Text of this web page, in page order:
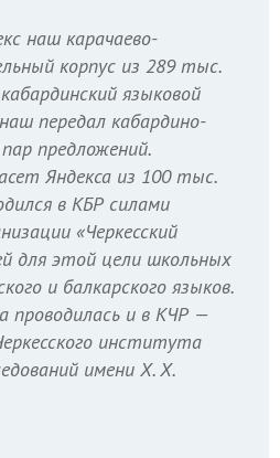
наш карачаево-
корпус из 289 тыс.
языковой
передал кабардино-
предложений.
Яндекса из 100 тыс.
в КБР силами
«Черкесский
для этой цели школьных
и балкарского языков.
проводилась и в КЧР —
института
имени Х. Х.